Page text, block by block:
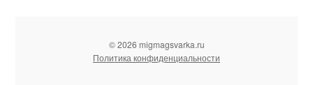
© 2026 migmagsvarka.ru
Политика конфиденциальности